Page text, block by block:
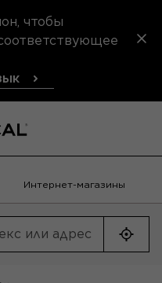
чтобы
Интернет-магазины